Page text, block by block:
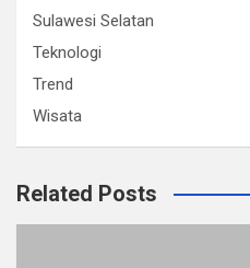
Sulawesi Selatan
Teknologi
Trend
Wisata
Related Posts